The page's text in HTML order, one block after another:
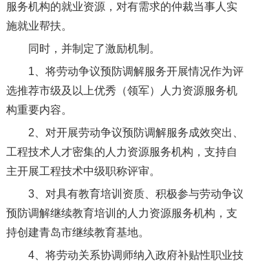
服务机构的就业资源，对有需求的仲裁当事人实
施就业帮扶。
同时，并制定了激励机制。
1、将劳动争议预防调解服务开展情况作为评
选推荐市级及以上优秀（领军）人力资源服务机
构重要内容。
2、对开展劳动争议预防调解服务成效突出、
工程技术人才密集的人力资源服务机构，支持自
主开展工程技术中级职称评审。
3、对具有教育培训资质、积极参与劳动争议
预防调解继续教育培训的人力资源服务机构，支
持创建青岛市继续教育基地。
4、将劳动关系协调师纳入政府补贴性职业技